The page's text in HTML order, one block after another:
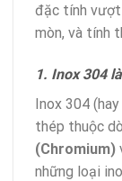
đặc tính vượt
mòn, và tính
1. Inox 304
Inox 304
thép thuộc
(Chromium)
những loại